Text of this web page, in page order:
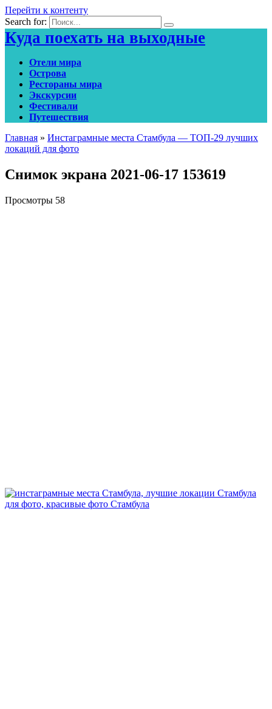
Перейти к контенту
Search for:
Куда поехать на выходные
Отели мира
Острова
Рестораны мира
Экскурсии
Фестивали
Путешествия
Главная » Инстаграмные места Стамбула — ТОП-29 лучших
локаций для фото
Снимок экрана 2021-06-17 153619
Просмотры 58